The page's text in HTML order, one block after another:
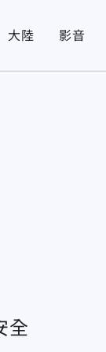
大陸 影音
全